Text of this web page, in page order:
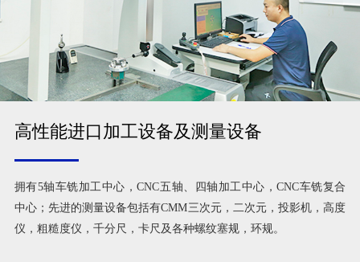
高性能进口加工设备及测量设备
拥有5轴车铣加工中心，CNC五轴、四轴加工中心，CNC车铣复合
中心；先进的测量设备包括有CMM三次元，二次元，投影机，高度
仪，粗糙度仪，千分尺，卡尺及各种螺纹塞规，环规。